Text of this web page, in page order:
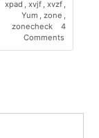
xpad , xvjf , xvzf ,
Yum , zone ,
zonecheck
4
Commentson
Interview